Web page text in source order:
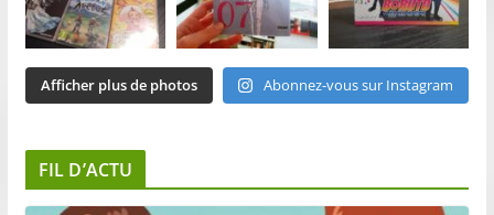
Afficher plus de photos Abonnez-vous sur Instagram
FIL D’ACTU